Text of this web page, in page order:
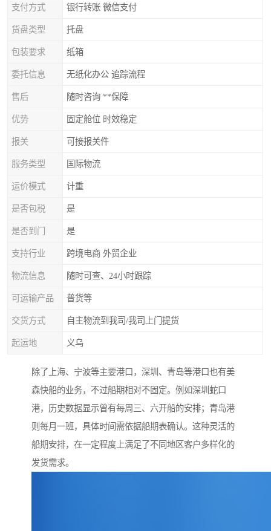
支付方式 银行转账 微信支付
货盘类型 托盘
包装要求 纸箱
委托信息 无纸化办公 追踪流程
售后 随时咨询 **保障
优势 固定舱位 时效稳定
报关 可接报关件
服务类型 国际物流
运价模式 计重
是否包税 是
是否到门 是
支持行业 跨境电商 外贸企业
物流信息 随时可查、24小时跟踪
可运输产品 普货等
交货方式 自主物流到我司/我司上门提货
起运地 义乌
除了上海、宁波等主要港口，深圳、青岛等港口也有美
森快船的业务，不过船期相对不固定。例如深圳蛇口
港，历史数据显示曾有每周三、六开船的安排；青岛港
则每月一班，具体时间需依据船期表确认。这种灵活的
船期安排，在一定程度上满足了不同地区客户多样化的
发货需求。